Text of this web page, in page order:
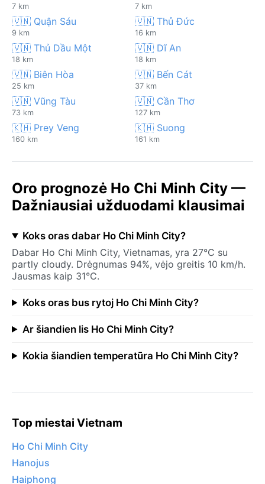
7 km 7 km
🇻🇳 Quận Sáu
9 km
🇻🇳 Thủ Đức
16 km
🇻🇳 Thủ Dầu Một
18 km
🇻🇳 Dĩ An
18 km
🇻🇳 Biên Hòa
25 km
🇻🇳 Bến Cát
37 km
🇻🇳 Vũng Tàu
73 km
🇻🇳 Cần Thơ
127 km
🇰🇭 Prey Veng
160 km
🇰🇭 Suong
161 km
Oro prognozė Ho Chi Minh City —
Dažniausiai užduodami klausimai
Koks oras dabar Ho Chi Minh City?
Dabar Ho Chi Minh City, Vietnamas, yra 27°C su
partly cloudy. Drėgnumas 94%, vėjo greitis 10 km/h.
Jausmas kaip 31°C.
Koks oras bus rytoj Ho Chi Minh City?
Ar šiandien lis Ho Chi Minh City?
Kokia šiandien temperatūra Ho Chi Minh City?
Top miestai Vietnam
Ho Chi Minh City
Hanojus
Haiphong